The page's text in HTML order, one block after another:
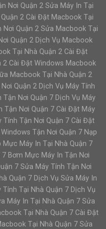
Nơi Quận 2 Sửa Máy In Tại
2 Cài Đặt Macbook Tại
Quận 2 Sửa Macbook Tại
Quận 2 Dịch Vụ Macbook
Tại Nhà Quận 2 Cài Đặt
2 Cài Đặt Windows Macbook
Macbook Tại Nhà Quận 2
Quận 2 Dịch Vụ Máy Tính
Nơi Quận 7 Dịch Vụ Máy
Tận Nơi Quận 7 Cài Đặt Máy
Tận Nơi Quận 7 Cài Đặt
Tận Nơi Quận 7 Nạp
Mực Máy In Tại Nhà Quận 7
Bơm Mực Máy In Tận Nơi
7 Sửa Máy Tính Tận Nơi
Quận 7 Dịch Vụ Sửa Máy In
Tại Nhà Quận 7 Dịch Vụ
Máy In Tại Nhà Quận 7 Sửa
Tại Nhà Quận 7 Cài Đặt
Tại Nhà Quận 7 Sửa